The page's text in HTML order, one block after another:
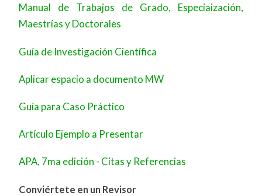
Manual de Trabajos de Grado, Especiaización,
Maestrías y Doctorales
Guía de Investigación Científica
Aplicar espacio a documento MW
Guía para Caso Práctico
Artículo Ejemplo a Presentar
APA, 7ma edición - Citas y Referencias
Conviértete en un Revisor